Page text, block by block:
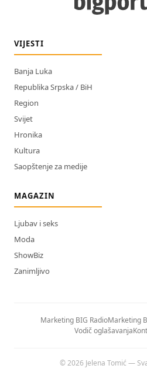
VIJESTI
Banja Luka
Republika Srpska / BiH
Region
Svijet
Hronika
Kultura
Saopštenje za medije
MAGAZIN
Ljubav i seks
Moda
ShowBiz
Zanimljivo
Marketing BIG RadioMarketing
Vodič oglašavanja
© 2026 Jelena Tomić —